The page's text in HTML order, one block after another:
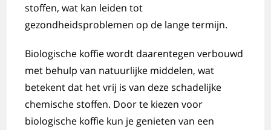
stoffen, wat kan leiden tot
gezondheidsproblemen op de lange termijn.
Biologische koffie wordt daarentegen verbouwd
met behulp van natuurlijke middelen, wat
betekent dat het vrij is van deze schadelijke
chemische stoffen. Door te kiezen voor
biologische koffie kun je genieten van een